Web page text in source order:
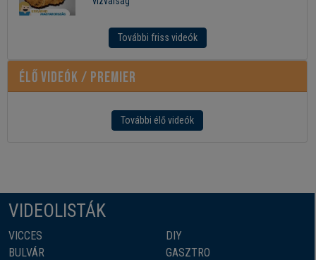
További friss videók
Élő videók / Premier
További élő videók
VIDEOLISTÁK
VICCES
BULVÁR
DIY
GASZTRO